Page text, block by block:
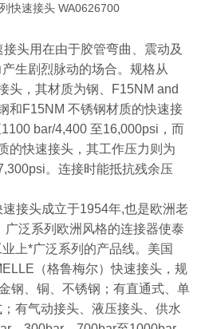
快速接头 WA0626700
头用在由于胶管弯曲、震动及
生剧烈脉动的场合。规格从
头，其材质为钢、F15NM and
和F15NM 不锈钢材质的快速接
bar/4,400 至16,000psi，而
的快速接头，其工作压力则为
。连接时能抵抗残余压
接头成立于1954年,也是欧洲老
广泛系列欧洲风格的连接器使泰
上*广泛系列的产品线。美国
（格鲁梅尔）快速接头，规
钢、铜、不锈钢；有直通式、单
有气动接头、液压接头、供水